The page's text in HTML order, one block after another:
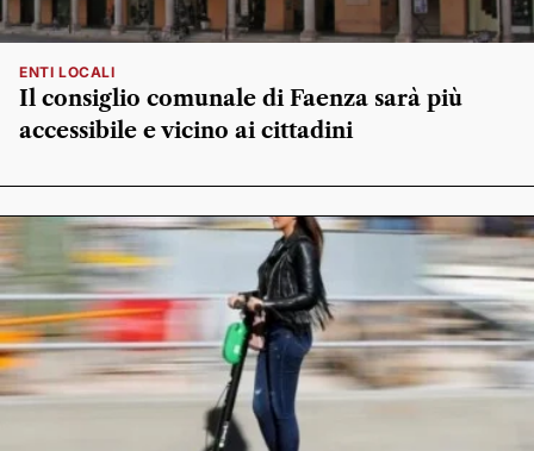
ENTI LOCALI
Il consiglio comunale di Faenza sarà più
accessibile e vicino ai cittadini